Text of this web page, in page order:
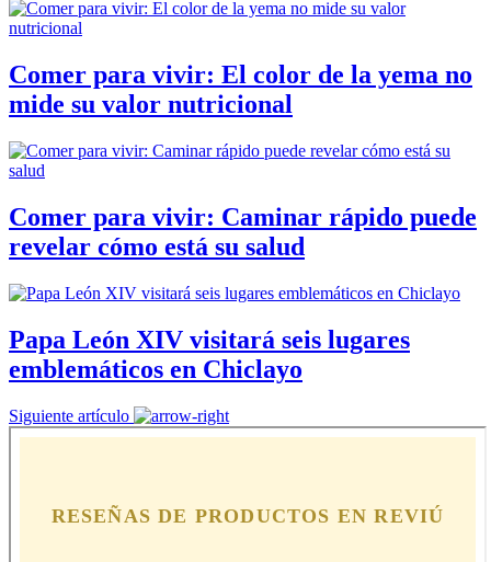
Comer para vivir: El color de la yema no
mide su valor nutricional
Comer para vivir: Caminar rápido puede
revelar cómo está su salud
Papa León XIV visitará seis lugares
emblemáticos en Chiclayo
Siguiente artículo